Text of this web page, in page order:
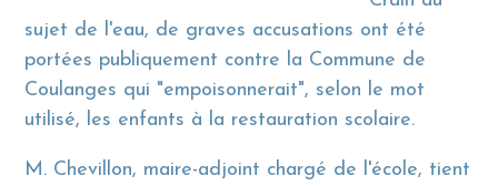
sujet de l'eau, de graves accusations ont été
portées publiquement contre la Commune de
Coulanges qui "empoisonnerait", selon le mot
utilisé, les enfants à la restauration scolaire.
M. Chevillon, maire-adjoint chargé de l'école, tient